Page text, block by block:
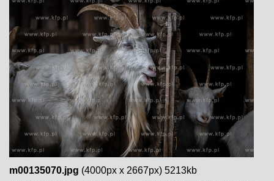
m00135070.jpg (4000px x 2667px) 5213kb